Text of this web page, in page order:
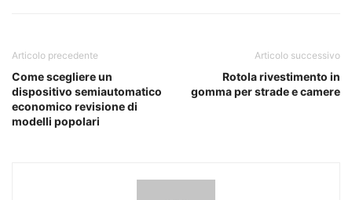
Articolo precedente
Come scegliere un
dispositivo semiautomatico
economico revisione di
modelli popolari
Articolo successivo
Rotola rivestimento in
gomma per strade e camere